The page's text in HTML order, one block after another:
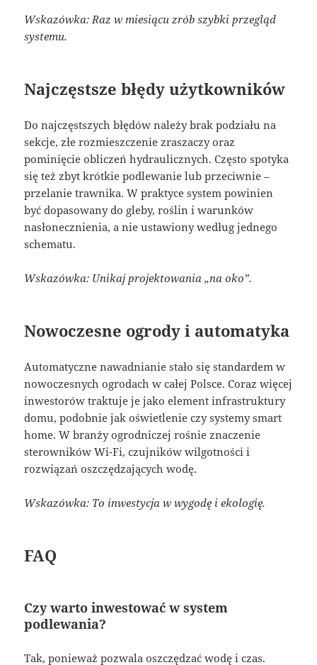
Wskazówka: Raz w miesiącu zrób szybki przegląd
systemu.
Najczęstsze błędy użytkowników
Do najczęstszych błędów należy brak podziału na
sekcje, złe rozmieszczenie zraszaczy oraz
pominięcie obliczeń hydraulicznych. Często spotyka
się też zbyt krótkie podlewanie lub przeciwnie –
przelanie trawnika. W praktyce system powinien
być dopasowany do gleby, roślin i warunków
nasłonecznienia, a nie ustawiony według jednego
schematu.
Wskazówka: Unikaj projektowania „na oko”.
Nowoczesne ogrody i automatyka
Automatyczne nawadnianie stało się standardem w
nowoczesnych ogrodach w całej Polsce. Coraz więcej
inwestorów traktuje je jako element infrastruktury
domu, podobnie jak oświetlenie czy systemy smart
home. W branży ogrodniczej rośnie znaczenie
sterowników Wi-Fi, czujników wilgotności i
rozwiązań oszczędzających wodę.
Wskazówka: To inwestycja w wygodę i ekologię.
FAQ
Czy warto inwestować w system
podlewania?
Tak, ponieważ pozwala oszczędzać wodę i czas.